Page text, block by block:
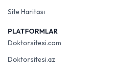
Site Haritası
PLATFORMLAR
Doktorsitesi.com
Doktorsitesi.az